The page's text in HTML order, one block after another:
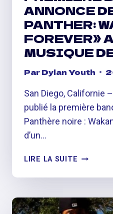
ANNONCE
PANTHER:
FOREVER»
MUSIQUE
ParDylan Youth
San Diego, Californie
publié la première
Panthère noire :
d’un…
LIRE LA SUITE MARVEL
LA
BANDE-